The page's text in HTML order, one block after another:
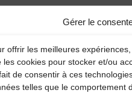
Gérer le
offrir les meilleures
les cookies pour stocker et/ou
de consentir à ces
telles que le comportement